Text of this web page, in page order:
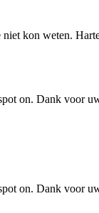
kon weten.
on. Dank voor
on. Dank voor